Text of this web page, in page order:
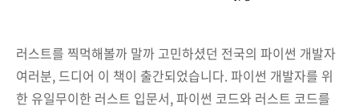
러스트를 찍먹해볼까 말까 고민하셨던 전국의 파이썬 개발자
여러분, 드디어 이 책이 출간되었습니다. 파이썬 개발자를 위
한 유일무이한 러스트 입문서, 파이썬 코드와 러스트 코드를